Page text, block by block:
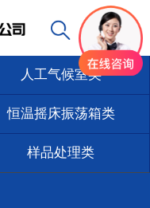
人工气候室类
恒温摇床振荡箱类
样品处理类